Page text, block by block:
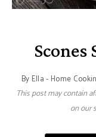
Scones
By Ella - Home
This post may contain
on our